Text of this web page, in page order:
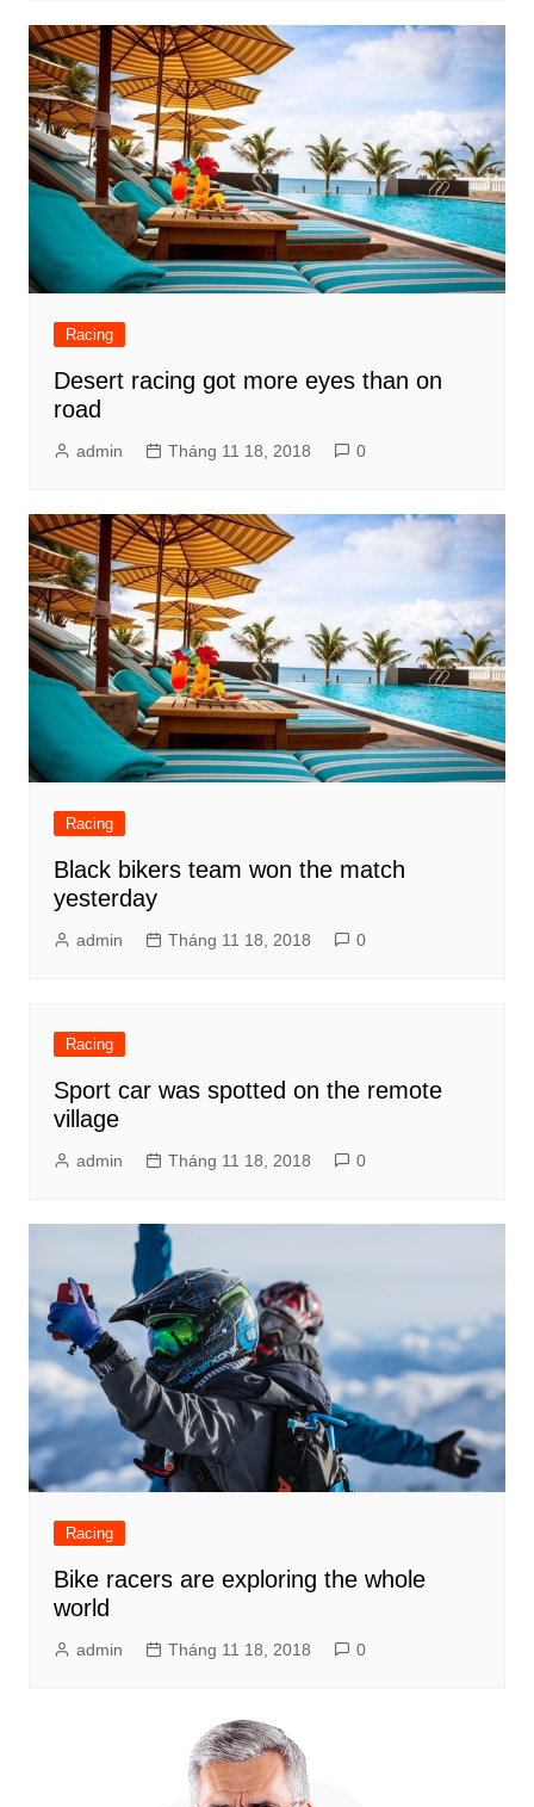
Racing
Desert racing got more eyes than on
road
admin Tháng 11 18, 2018 0
Racing
Black bikers team won the match
yesterday
admin Tháng 11 18, 2018 0
Racing
Sport car was spotted on the remote
village
admin Tháng 11 18, 2018 0
Racing
Bike racers are exploring the whole
world
admin Tháng 11 18, 2018 0